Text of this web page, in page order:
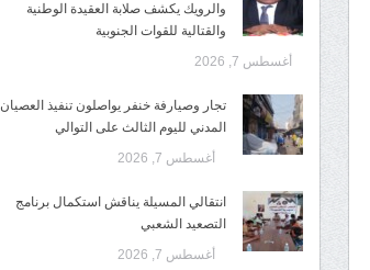
والرويك يكشف صلابة العقيدة الوطنية
والقتالية للقوات الجنوبية
أغسطس 7, 2026
تجار وصيارفة خنفر يواصلون تنفيذ العصيان
المدني لليوم الثالث على التوالي
أغسطس 7, 2026
انتقالي المسيلة يناقش استكمال برنامج
التصعيد الشعبي
أغسطس 7, 2026